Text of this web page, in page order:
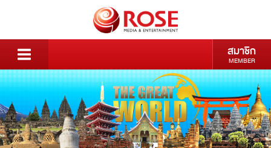
สมาชิก
MEMBER